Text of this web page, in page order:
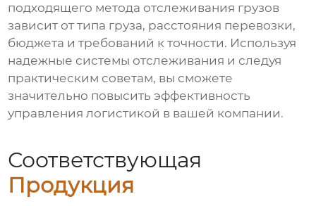
подходящего метода отслеживания грузов
зависит от типа груза, расстояния перевозки,
бюджета и требований к точности. Используя
надежные системы отслеживания и следуя
практическим советам, вы сможете
значительно повысить эффективность
управления логистикой в вашей компании.
Соответствующая
Продукция